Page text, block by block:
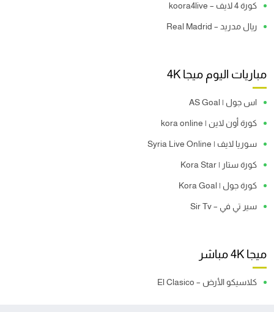
كورة 4 لايف – koora4live
ريال مدريد – Real Madrid
مباريات اليوم ميجا 4K
اس جول | AS Goal
كورة أون لاين | kora online
سوريا لايف | Syria Live Online
كورة ستار | Kora Star
كورة جول | Kora Goal
سير تي في – Sir Tv
ميجا 4K مباشر
كلاسيكو الأرض – El Clasico